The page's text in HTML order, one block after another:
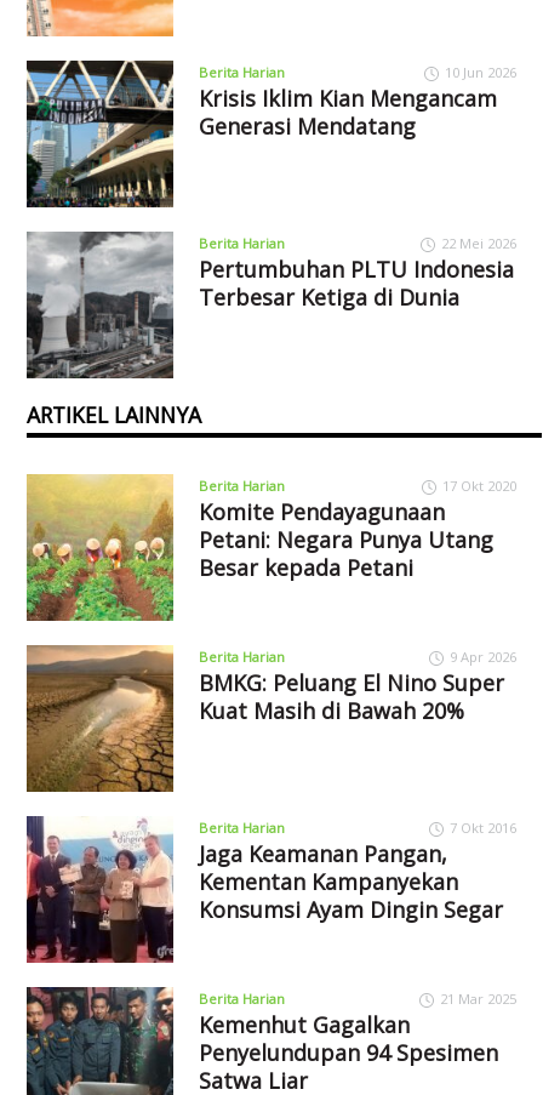
Berita Harian 10 Jun 2026
Krisis Iklim Kian Mengancam
Generasi Mendatang
Berita Harian 22 Mei 2026
Pertumbuhan PLTU Indonesia
Terbesar Ketiga di Dunia
ARTIKEL LAINNYA
Berita Harian 17 Okt 2020
Komite Pendayagunaan
Petani: Negara Punya Utang
Besar kepada Petani
Berita Harian 9 Apr 2026
BMKG: Peluang El Nino Super
Kuat Masih di Bawah 20%
Berita Harian 7 Okt 2016
Jaga Keamanan Pangan,
Kementan Kampanyekan
Konsumsi Ayam Dingin Segar
Berita Harian 21 Mar 2025
Kemenhut Gagalkan
Penyelundupan 94 Spesimen
Satwa Liar